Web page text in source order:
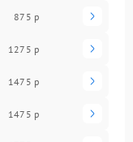
875 р
1275 р
1475 р
1475 р